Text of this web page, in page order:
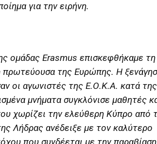
για την ειρήνη.
ομάδας Erasmus επισκεφθήκαμε τη
πρωτεύουσα της Ευρώπης. Η
οι αγωνιστές της Ε.Ο.Κ.Α. κατά της
μνήματα συγκλόνισε μαθητές
χωρίζει την ελεύθερη Κύπρο από
Λήδρας ανέδειξε με τον καλύτερο